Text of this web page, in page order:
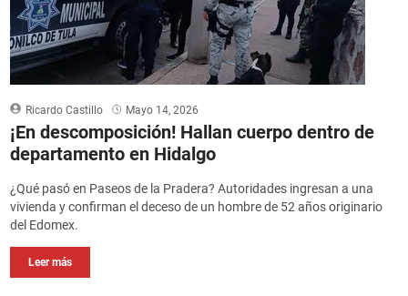
Ricardo Castillo Mayo 14, 2026
¡En descomposición! Hallan cuerpo dentro de
departamento en Hidalgo
¿Qué pasó en Paseos de la Pradera? Autoridades ingresan a una
vivienda y confirman el deceso de un hombre de 52 años originario
del Edomex.
Leer más